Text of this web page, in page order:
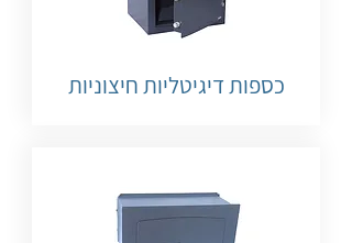
כספות דיגיטליות חיצוניות